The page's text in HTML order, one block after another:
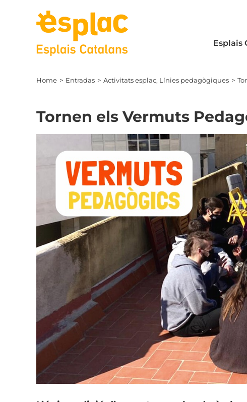
Esplais
Home Entradas Activitats esplac Línies pedagògiques
Tornen els Vermuts
Larger
Image